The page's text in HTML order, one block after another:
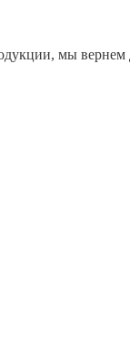
мы вернем